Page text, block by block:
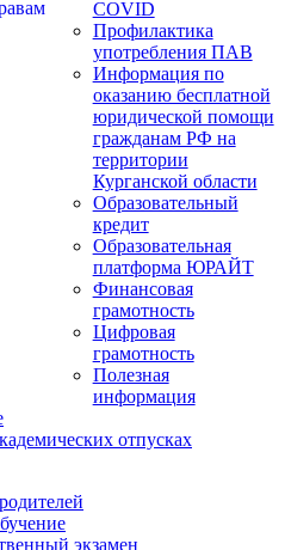
COVID
Профилактика
употребления ПАВ
Информация по
оказанию бесплатной
юридической помощи
гражданам РФ на
территории
Курганской области
Образовательный
кредит
Образовательная
платформа ЮРАЙТ
Финансовая
грамотность
Цифровая
грамотность
Полезная
информация
отпусках
экзамен